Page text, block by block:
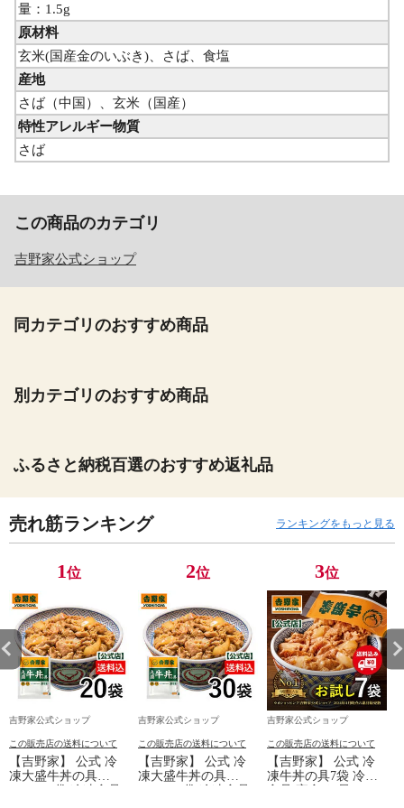
量：1.5g
原材料
玄米(国産金のいぶき)、さば、食塩
産地
さば（中国）、玄米（国産）
特性アレルギー物質
さば
この商品のカテゴリ
吉野家公式ショップ
同カテゴリのおすすめ商品
別カテゴリのおすすめ商品
ふるさと納税百選のおすすめ返礼品
売れ筋ランキング ランキングをもっと見る
1位
吉野家公式ショップ
この販売店の送料について
【吉野家】 公式 冷
凍大盛牛丼の具
160g×20袋 冷凍食品
2位
吉野家公式ショップ
この販売店の送料について
【吉野家】 公式 冷
凍大盛牛丼の具
160g×30袋 冷凍食品
3位
吉野家公式ショップ
この販売店の送料について
【吉野家】 公式 冷
凍牛丼の具7袋 冷凍
食品 夜食 お昼ごは